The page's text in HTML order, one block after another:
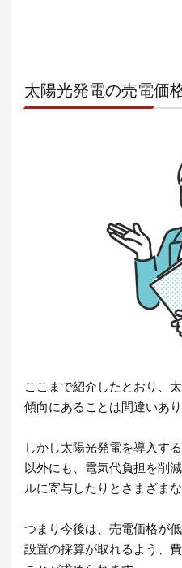
太陽光発電の売電価
ここまで紹介したとおり、
傾向にあることは間違いあり
しかし太陽光発電を導入す
以外にも、電気代負担を削
ルに寄与したりとさまざま
つまり今後は、売電価格が
設置の採算が取れるよう、